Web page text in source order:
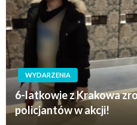
WYDARZENIA
6-latkowie z Krakowa
policjantów w akcji!